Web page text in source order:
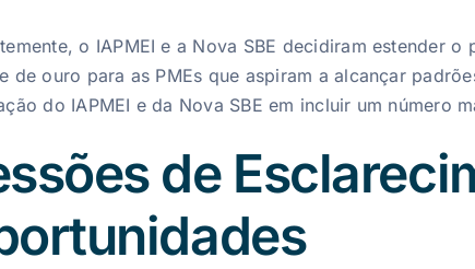
o IAPMEI e a Nova SBE decidiram estender
de ouro para as PMEs que aspiram a alcançar
do IAPMEI e da Nova SBE em incluir um número
de